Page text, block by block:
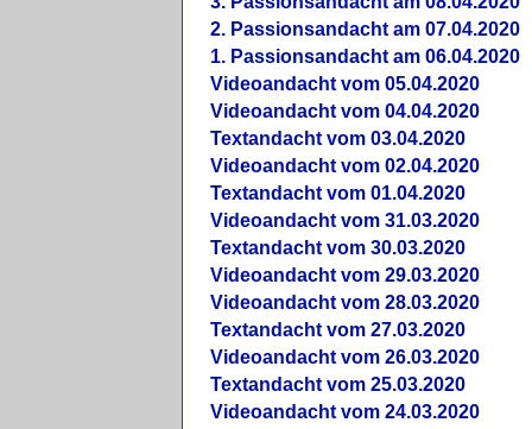
2. Passionsandacht am 07.04.2020
1. Passionsandacht am 06.04.2020
Videoandacht vom 05.04.2020
Videoandacht vom 04.04.2020
Textandacht vom 03.04.2020
Videoandacht vom 02.04.2020
Textandacht vom 01.04.2020
Videoandacht vom 31.03.2020
Textandacht vom 30.03.2020
Videoandacht vom 29.03.2020
Videoandacht vom 28.03.2020
Textandacht vom 27.03.2020
Videoandacht vom 26.03.2020
Textandacht vom 25.03.2020
Videoandacht vom 24.03.2020